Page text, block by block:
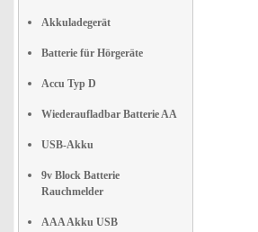
Akkuladegerät
Batterie für Hörgeräte
Accu Typ D
Wiederaufladbar Batterie AA
USB-Akku
9v Block Batterie
Rauchmelder
AAA Akku USB